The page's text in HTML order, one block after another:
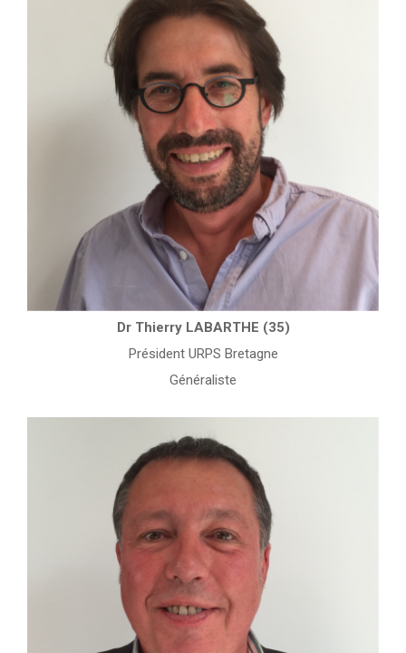
Dr Thierry LABARTHE (35)
Président URPS Bretagne
Généraliste